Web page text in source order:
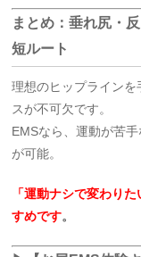
まとめ：垂れ尻・
短ルート
理想のヒップライン
スが不可欠です。
EMSなら、運動が苦
が可能。
「運動ナシで変わり
すめです。